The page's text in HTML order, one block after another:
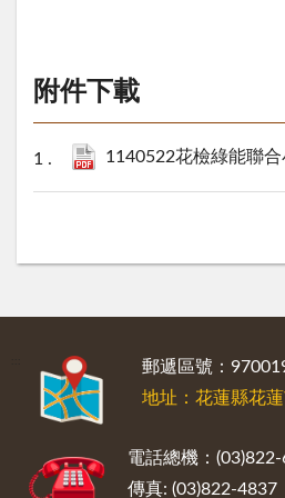
附件下載
1140522花檢綠能聯合小組訪視慈
郵遞區號：
地址：花蓮縣花
電話總機：
傳真: (03)822-4837